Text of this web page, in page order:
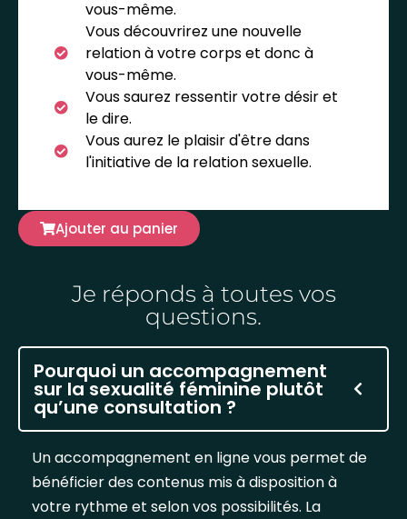
vous-même.
Vous découvrirez une nouvelle
relation à votre corps et donc à
vous-même.
Vous saurez ressentir votre désir et
le dire.
Vous aurez le plaisir d'être dans
l'initiative de la relation sexuelle.
Ajouter au panier
Je réponds à toutes vos
questions.
Pourquoi un accompagnement
sur la sexualité féminine plutôt
qu’une consultation ?
Un accompagnement en ligne vous permet de
bénéficier des contenus mis à disposition à
votre rythme et selon vos possibilités. La